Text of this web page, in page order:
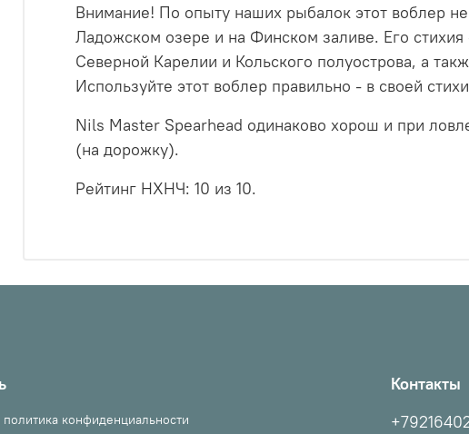
Внимание! По опыту наших рыбалок этот воблер
Ладожском озере и на Финском заливе. Его
Северной Карелии и Кольского полуострова, а
Используйте этот воблер правильно - в своей
Nils Master Spearhead одинаково хорош и при
(на дорожку).
Рейтинг НХНЧ: 10 из 10.
конфиденциальности
Контакты